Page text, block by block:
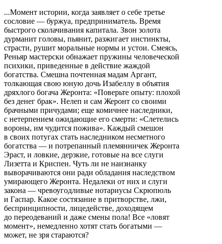
...Момент истории, когда заявляет о себе третье
сословие — буржуа, предприниматель. Время
быстрого сколачивания капитала. Звон золота
дурманит головы, пьянит, разжигает инстинкты,
страсти, рушит моральные нормы и устои. Смеясь,
Реньяр мастерски обнажает пружины человеческой
психики, приведенные в действие жаждой
богатства. Смешна почтенная мадам Аргант,
толкающая свою юную дочь Изабеллу в объятия
дряхлого богача Жеронта: «Поверьте опыту: плохой
без денег брак». Нелеп и сам Жеронт со своими
брачными причудами; еще комичнее наследники,
с нетерпением ожидающие его смерти: «Слетелись
вороны, им чудится пожива». Каждый смешон
в своих потугах стать наследником несметного
богатства — и потрепанный племянничек Жеронта
Эраст, и ловкие, дерзкие, готовые на все слуги
Лизетта и Криспен. Чуть ли не наизнанку
выворачиваются они ради обладания наследством
умирающего Жеронта. Недалеки от них и слуги
закона — чревоугодливые нотариусы Скрюпюль
и Гаспар. Какое состязание в притворстве, лжи,
беспринципности, лицедействе, доходящем
до переодеваний и даже смены пола! Все «ловят
момент», немедленно хотят стать богатыми —
может, не зря стараются?